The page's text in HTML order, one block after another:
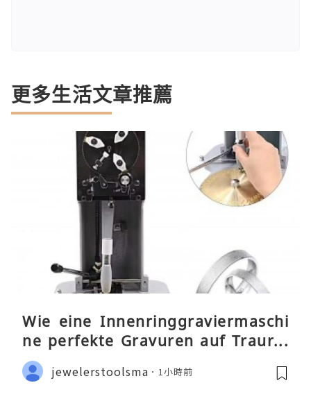
更多生活文章推薦
Wie eine Innenringgraviermaschi
ne perfekte Gravuren auf Traurin
gen ermöglicht
jewelerstoolsma 1小時前